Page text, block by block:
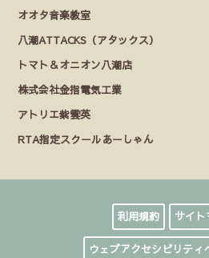
オオタ音楽教室
八潮ATTACKS（アタックス）
トマト＆オニオン八潮店
株式会社金指電気工業
アトリエ紫雲英
RTA指定スクールあーしゃん
利用規約 サイ
ウェブアクセシビリティ